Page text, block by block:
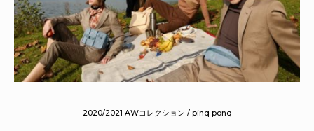
2020/2021 AWコレクション / pinq ponq